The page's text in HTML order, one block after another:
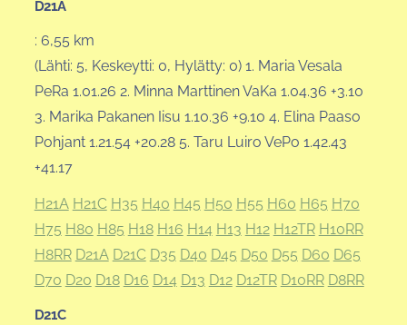
D21A
: 6,55 km
(Lähti: 5, Keskeytti: 0, Hylätty: 0) 1. Maria Vesala
PeRa 1.01.26 2. Minna Marttinen VaKa 1.04.36 +3.10
3. Marika Pakanen Iisu 1.10.36 +9.10 4. Elina Paaso
Pohjant 1.21.54 +20.28 5. Taru Luiro VePo 1.42.43
+41.17
H21A H21C H35 H40 H45 H50 H55 H60 H65 H70
H75 H80 H85 H18 H16 H14 H13 H12 H12TR H10RR
H8RR D21A D21C D35 D40 D45 D50 D55 D60 D65
D70 D20 D18 D16 D14 D13 D12 D12TR D10RR D8RR
D21C